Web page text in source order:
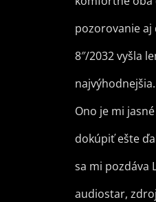
pozorovanie aj
8″/2032 vyšla
Ono je mi
dokúpiť ešte
sa mi pozdáva
audiostar,